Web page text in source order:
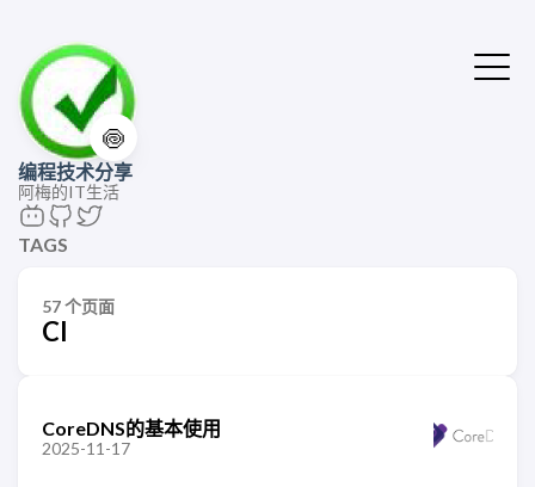
🍥
编程技术分享
阿梅的IT生活
TAGS
57 个页面
CI
CoreDNS的基本使用
2025-11-17